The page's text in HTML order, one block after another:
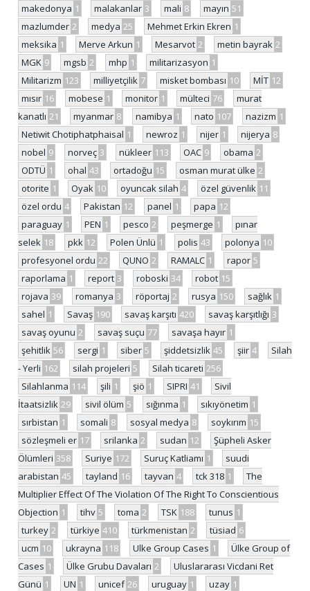
makedonya 1 malakanlar 3 mali 8 mayın 51
mazlumder 2 medya 25 Mehmet Erkin Ekren 1
meksika 1 Merve Arkun 1 Mesarvot 2 metin bayrak 2
MGK 9 mgsb 2 mhp 1 militarizasyon 1
Militarizm 123 milliyetçilik 7 misket bombası 10 MİT 12
mısır 16 mobese 1 monitor 1 mülteci 76
murat
kanatlı 21 myanmar 8 namibya 1 nato 107 nazizm 1
Netiwit Chotiphatphaisal 1 newroz 1 nijer 1 nijerya 8
nobel 9 norveç 3 nükleer 113 OAC 9 obama 2
ODTÜ 1 ohal 43 ortadoğu 15 osman murat ülke 2
otorite 1 Oyak 10 oyuncak silah 4 özel güvenlik 11
özel ordu 4 Pakistan 12 panel 1 papa 12
paraguay 1 PEN 1 pesco 2 peşmerge 1
pınar
selek 18 pkk 12 Polen Ünlü 1 polis 43 polonya 10
profesyonel ordu 22 QUNO 2 RAMALC 1 rapor 5
raporlama 1 report 3 roboski 34 robot 15
rojava 39 romanya 3 röportaj 2 rusya 150 sağlık 1
sahel 1 Savaş 190 savaş karşıtı 420 savaş karşıtlığı 3
savaş oyunu 2 savaş suçu 77 savaşa hayır 1
şehitlik 56 sergi 1 siber 5 şiddetsizlik 45 şiir 4
Silah
- Yerli 162 silah projeleri 5 Silah ticareti 256
Silahlanma 114 şili 1 şiö 1 SIPRI 41
Sivil
İtaatsizlik 29 sivil ölüm 5 sığınma 1 sıkıyönetim 1
sırbistan 1 somali 8 sosyal medya 8 soykırım 15
sözleşmeli er 17 srilanka 2 sudan 12
Şüpheli Asker
Ölümleri 358 Suriye 172 Suruç Katliamı 1
suudi
arabistan 45 tayland 16 tayvan 4 tck 318 1
The
Multiplier Effect Of The Violation Of The Right To Conscientious
Objection 1 tihv 5 toma 2 TSK 188 tunus 1
turkey 2 türkiye 410 türkmenistan 2 tüsiad 6
ucm 10 ukrayna 118 Ulke Group Cases 1
Ülke Group of
Cases 1 Ülke Grubu Davaları 2
Uluslararası Vicdani Ret
Günü 1 UN 1 unicef 26 uruguay 1 uzay 1